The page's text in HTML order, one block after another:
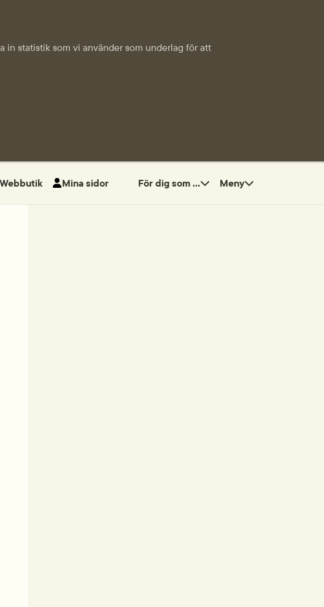
in statistik som vi använder som underlag för att
Webbutik Mina sidor För dig som ... Meny